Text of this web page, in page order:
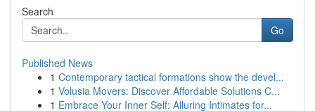
Search
Go
Published News
1 Contemporary tactical formations show the devel...
1 Volusia Movers: Discover Affordable Solutions C...
1 Embrace Your Inner Self: Alluring Intimates for...